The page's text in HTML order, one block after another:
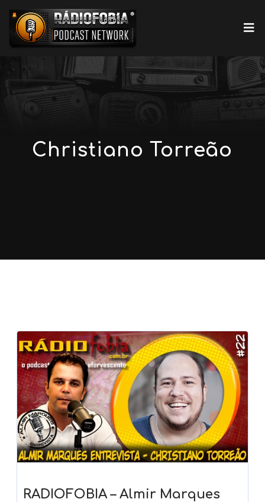
Christiano Torreão
RADIOFOBIA – Almir Marques